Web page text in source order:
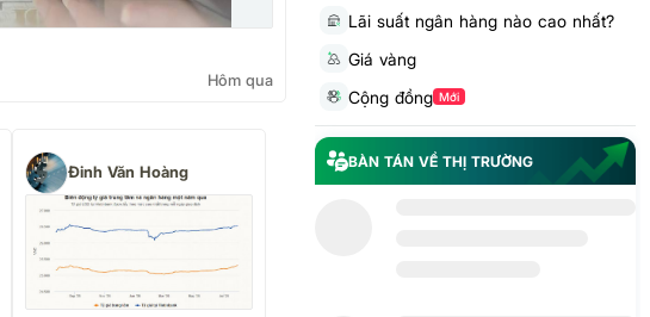
Hôm qua
Đinh Văn Hoàng
Lãi suất ngân hàng nào cao nhất?
Giá vàng
Cộng đồng Mới
BÀN TÁN VỀ THỊ TRƯỜNG